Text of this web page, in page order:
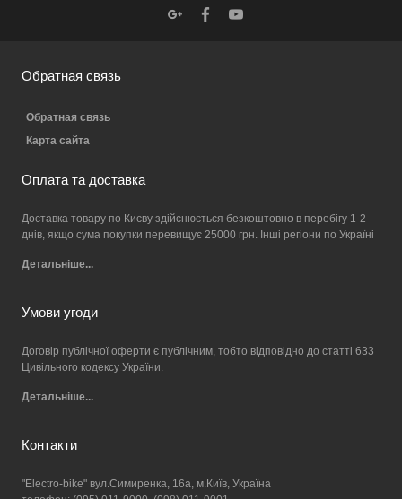
Обратная связь
Обратная связь
Карта сайта
Оплата та доставка
Доставка товару по Києву здійснюється безкоштовно в перебігу 1-2
днів, якщо сума покупки перевищує 25000 грн. Інші регіони по Україні
Детальніше...
Умови угоди
Договір публічної оферти є публічним, тобто відповідно до статті 633
Цивільного кодексу України.
Детальніше...
Контакти
"Electro-bike" вул.Симиренка, 16а, м.Київ, Україна